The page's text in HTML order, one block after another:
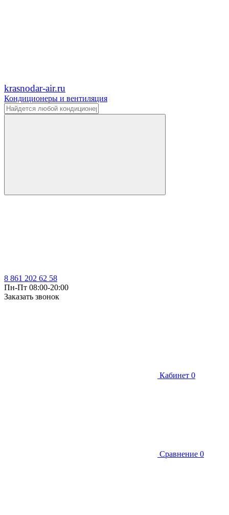
krasnodar-air.ru
Кондиционеры и вентиляция
8 861 202 62 58
Пн-Пт 08:00-20:00
Заказать звонок
Кабинет 0
Сравнение 0